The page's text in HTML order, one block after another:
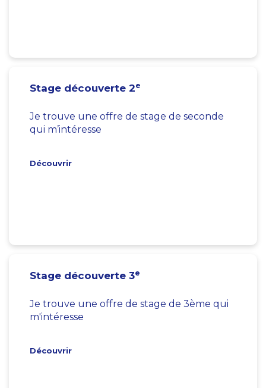
Stage découverte 2e
Je trouve une offre de stage de seconde
qui m’intéresse
Découvrir
Stage découverte 3e
Je trouve une offre de stage de 3ème qui
m'intéresse
Découvrir